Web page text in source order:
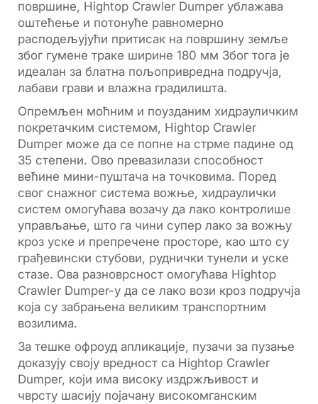
површине, Hightop Crawler Dumper ублажава
оштећење и потонуће равномерно
расподељујући притисак на површину земље
због гумене траке ширине 180 мм Због тога је
идеалан за блатна пољопривредна подручја,
лабави грави и влажна градилишта.
Опремљен моћним и поузданим хидрауличким
покретачким системом, Hightop Crawler
Dumper може да се попне на стрме падине од
35 степени. Ово превазилази способност
већине мини-пуштача на точковима. Поред
свог снажног система вожње, хидраулички
систем омогућава возачу да лако контролише
управљање, што га чини супер лако за вожњу
кроз уске и препречене просторе, као што су
грађевински стубови, руднички тунели и уске
стазе. Ова разноврсност омогућава Hightop
Crawler Dumper-у да се лако вози кроз подручја
која су забрањена великим транспортним
возилима.
За тешке офроуд апликације, пузачи за пузање
доказују своју вредност са Hightop Crawler
Dumper, који има високу издржљивост и
чврсту шасију појачану високомганским